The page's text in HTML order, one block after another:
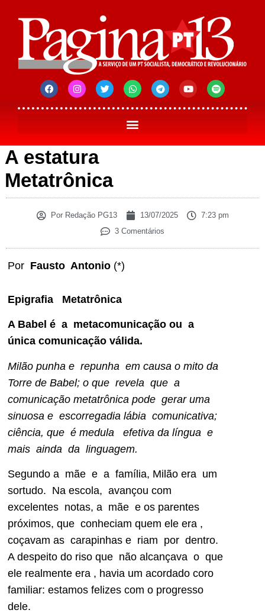
A estatura
Metatrônica
PorRedação PG13 13/07/2025
7:23 pm
3 Comentários
Por Fausto Antonio (*)
Epigrafia Metatrônica
A Babel é a metacomunicação ou a
única comunicação válida.
Milão punha e repunha em causa o mito da
Torre de Babel; o que revela que a
comunicação metatrônica pode gerar uma
sinuosa e escorregadia lábia comunicativa;
ciência, que é medula efetiva da língua e
mais ainda da linguagem.
Segundo a mãe e a família, Milão era um
sortudo. Na escola, avançou com
excelentes notas, a mãe e os parentes
próximos, que conheciam quem ele era ,
coçavam as carapinhas e riam por dentro.
A despeito do riso que não alcançava o que
ele realmente era , havia um acordado coro
familiar: estamos felizes com o progresso
dele.